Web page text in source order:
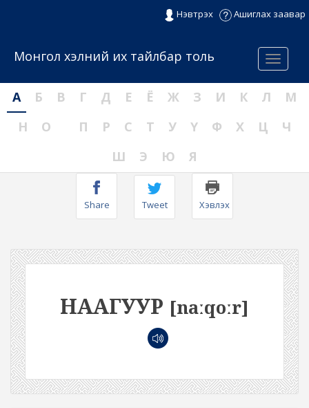
Нэвтрэх Ашиглах заавар
Menu
Монгол хэлний их тайлбар толь
А Б В Г Д Е Ё Ж З И К Л
М
Н
О П Р С Т У Ү Ф Х Ц
Ч
Ш
Э Ю Я
Share Tweet Хэвлэх
НААГУУР [naːqoːr]